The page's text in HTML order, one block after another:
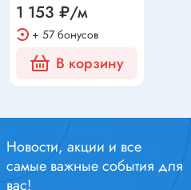
1 153 ₽/м
+ 57 бонусов
В корзину
Новости, акции и все
самые важные события для
вас!